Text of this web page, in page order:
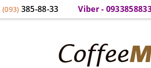
(093) 385-88-33 Viber -